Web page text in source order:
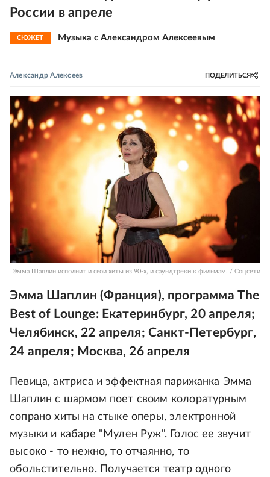
России в апреле
СЮЖЕТ Музыка с Александром Алексеевым
Александр Алексеев ПОДЕЛИТЬСЯ
Эмма Шаплин исполнит и свои хиты из 90-х, и саундтреки к фильмам. / Соцсети
Эмма Шаплин (Франция), программа The
Best of Lounge: Екатеринбург, 20 апреля;
Челябинск, 22 апреля; Санкт-Петербург,
24 апреля; Москва, 26 апреля
Певица, актриса и эффектная парижанка Эмма
Шаплин с шармом поет своим колоратурным
сопрано хиты на стыке оперы, электронной
музыки и кабаре "Мулен Руж". Голос ее звучит
высоко - то нежно, то отчаянно, то
обольстительно. Получается театр одного